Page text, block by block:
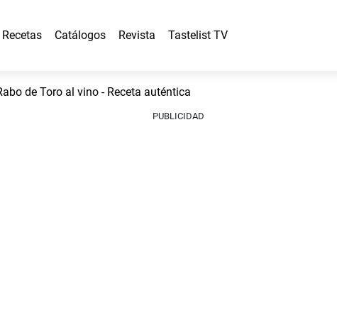
Recetas Catálogos Revista Tastelist TV
de Toro al vino - Receta auténtica
PUBLICIDAD